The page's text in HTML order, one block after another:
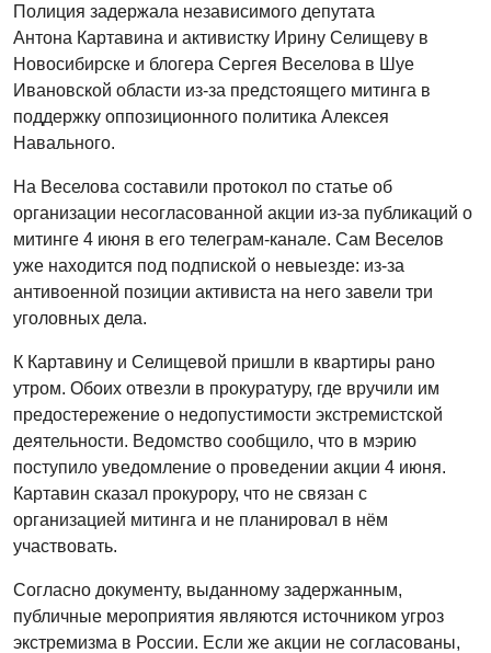
Полиция задержала независимого депутата
Антона Картавина и активистку Ирину Селищеву в
Новосибирске и блогера Сергея Веселова в Шуе
Ивановской области из-за предстоящего митинга в
поддержку оппозиционного политика Алексея
Навального.
На Веселова составили протокол по статье об
организации несогласованной акции из-за публикаций о
митинге 4 июня в его телеграм-канале. Сам Веселов
уже находится под подпиской о невыезде: из-за
антивоенной позиции активиста на него завели три
уголовных дела.
К Картавину и Селищевой пришли в квартиры рано
утром. Обоих отвезли в прокуратуру, где вручили им
предостережение о недопустимости экстремистской
деятельности. Ведомство сообщило, что в мэрию
поступило уведомление о проведении акции 4 июня.
Картавин сказал прокурору, что не связан с
организацией митинга и не планировал в нём
участвовать.
Согласно документу, выданному задержанным,
публичные мероприятия являются источником угроз
экстремизма в России. Если же акции не согласованы,